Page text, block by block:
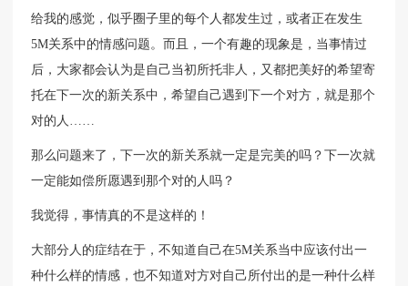
给我的感觉，似乎圈子里的每个人都发生过，或者正在发生
5M关系中的情感问题。而且，一个有趣的现象是，当事情过
后，大家都会认为是自己当初所托非人，又都把美好的希望寄
托在下一次的新关系中，希望自己遇到下一个对方，就是那个
对的人……
那么问题来了，下一次的新关系就一定是完美的吗？下一次就
一定能如偿所愿遇到那个对的人吗？
我觉得，事情真的不是这样的！
大部分人的症结在于，不知道自己在5M关系当中应该付出一
种什么样的情感，也不知道对方对自己所付出的是一种什么样